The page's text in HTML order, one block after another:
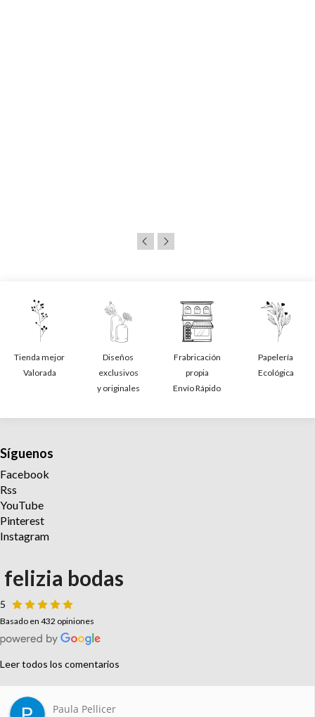
Tienda mejor
Valorada
Diseños
exclusivos
y originales
Frabricación
propia
Envío Rápido
Papelería
Ecológica
Síguenos
Facebook
Rss
YouTube
Pinterest
Instagram
felizia bodas
5
Basado en 432 opiniones
Leer todos los comentarios
Paula Pellicer